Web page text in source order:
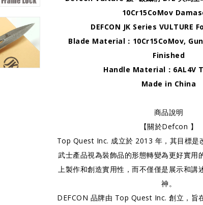
10Cr15CoMov
DEFCON JK Series VULTURE
Blade Material：10Cr15CoMov,
Finished
Handle Material：6AL4V
Made in China
商品說明
【關於Defcon 】
Top Quest Inc. 成立於 2013 年，其目標是
武士產品視為裝飾品的形態轉變為更好實用
上製作和創造實用性，而不僅僅是展示和講
神。
DEFCON 品牌由 Top Quest Inc. 創立，旨